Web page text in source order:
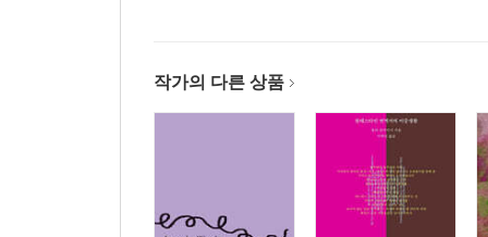
작가의 다른 상품